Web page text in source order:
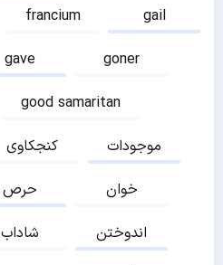
francium
gail
gave
goner
good samaritan
کنجکاوی
موجودات
حرص
خوان
شاداب
اندوختن